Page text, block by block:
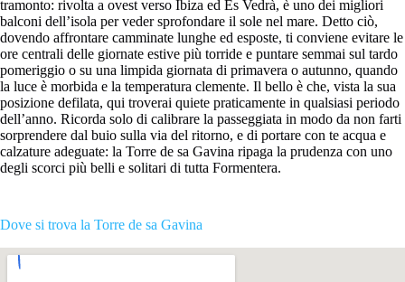
tramonto: rivolta a ovest verso Ibiza ed Es Vedrà, è uno dei migliori
balconi dell’isola per veder sprofondare il sole nel mare. Detto ciò,
dovendo affrontare camminate lunghe ed esposte, ti conviene evitare le
ore centrali delle giornate estive più torride e puntare semmai sul tardo
pomeriggio o su una limpida giornata di primavera o autunno, quando
la luce è morbida e la temperatura clemente. Il bello è che, vista la sua
posizione defilata, qui troverai quiete praticamente in qualsiasi periodo
dell’anno. Ricorda solo di calibrare la passeggiata in modo da non farti
sorprendere dal buio sulla via del ritorno, e di portare con te acqua e
calzature adeguate: la Torre de sa Gavina ripaga la prudenza con uno
degli scorci più belli e solitari di tutta Formentera.
Dove si trova la Torre de sa Gavina